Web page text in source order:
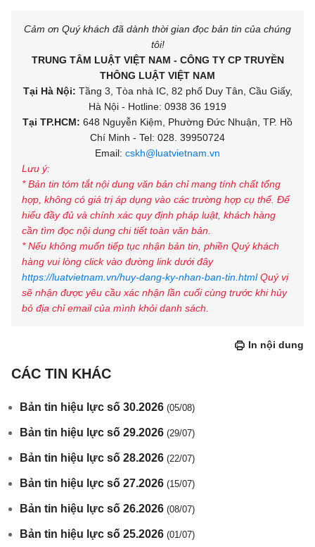
Cảm ơn Quý khách đã dành thời gian đọc bản tin của chúng
tôi!
TRUNG TÂM LUẬT VIỆT NAM - CÔNG TY CP TRUYỀN
THÔNG LUẬT VIỆT NAM
Tại Hà Nội: Tầng 3, Tòa nhà IC, 82 phố Duy Tân, Cầu Giấy,
Hà Nội - Hotline: 0938 36 1919
Tại TP.HCM: 648 Nguyễn Kiệm, Phường Đức Nhuận, TP. Hồ
Chí Minh - Tel: 028. 39950724
Email: cskh@luatvietnam.vn
Lưu ý:
* Bản tin tóm tắt nội dung văn bản chỉ mang tính chất tổng
hợp, không có giá trị áp dụng vào các trường hợp cụ thể. Để
hiểu đầy đủ và chính xác quy định pháp luật, khách hàng
cần tìm đọc nội dung chi tiết toàn văn bản.
* Nếu không muốn tiếp tục nhận bản tin, phiền Quý khách
hàng vui lòng click vào đường link dưới đây
https://luatvietnam.vn/huy-dang-ky-nhan-ban-tin.htmlQuý vị
sẽ nhận được yêu cầu xác nhận lần cuối cùng trước khi hủy
bỏ địa chỉ email của mình khỏi danh sách.
In nội dung
CÁC TIN KHÁC
Bản tin hiệu lực số 30.2026 (05/08)
Bản tin hiệu lực số 29.2026 (29/07)
Bản tin hiệu lực số 28.2026 (22/07)
Bản tin hiệu lực số 27.2026 (15/07)
Bản tin hiệu lực số 26.2026 (08/07)
Bản tin hiệu lực số 25.2026 (01/07)